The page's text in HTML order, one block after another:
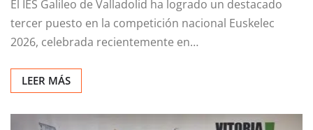
El IES Galileo de Valladolid ha logrado un destacado
tercer puesto en la competición nacional Euskelec
LEER MÁS